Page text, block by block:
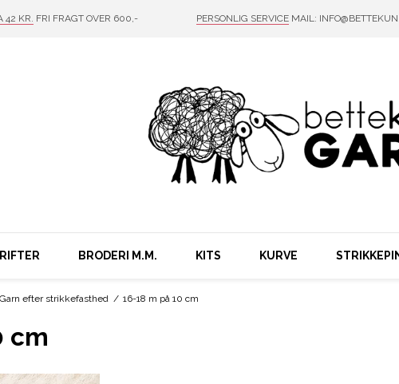
42 KR. FRI FRAGT OVER 600,- PERSONLIG SERVICEMAIL:
BRODERI M.M. KITS KURVE
Garn efter strikkefasthed / 16-18 m på 10 cm
cm